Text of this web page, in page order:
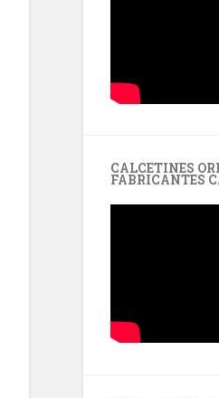
CALCETINES
FABRICANTES